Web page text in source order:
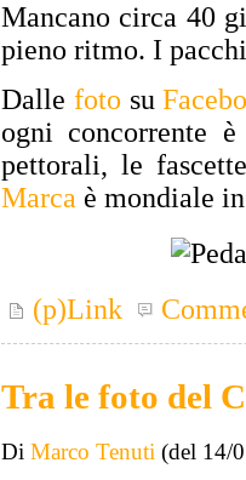
Mancano circa 40
pieno ritmo. I
Dalle foto su
ogni concorrente
pettorali, le
Marca è mondiale
(p)Link
Tra le foto del
Di Marco Tenuti (del 14/